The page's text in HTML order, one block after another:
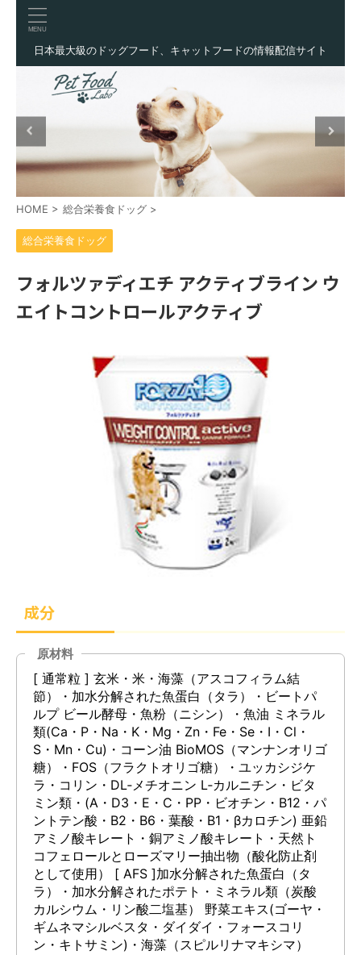
日本最大級のドッグフード、キャットフードの情報配信サイト
HOME > 総合栄養食ドッグ >
総合栄養食ドッグ
フォルツァディエチ アクティブライン ウ
エイトコントロールアクティブ
成分
原材料
[ 通常粒 ] 玄米・米・海藻（アスコフィラム結
節）・加水分解された魚蛋白（タラ）・ビートパ
ルプ ビール酵母・魚粉（ニシン）・魚油 ミネラル
類(Ca・P・Na・K・Mg・Zn・Fe・Se・I・Cl・
S・Mn・Cu)・コーン油 BioMOS（マンナンオリゴ
糖）・FOS（フラクトオリゴ糖）・ユッカシジケ
ラ・コリン・DL‐メチオニン L‐カルニチン・ビタ
ミン類・(A・D3・E・C・PP・ビオチン・B12・パ
ントテン酸・B2・B6・葉酸・B1・βカロチン) 亜鉛
アミノ酸キレート・銅アミノ酸キレート・天然ト
コフェロールとローズマリー抽出物（酸化防止剤
として使用） [ AFS ]加水分解された魚蛋白（タ
ラ）・加水分解されたポテト・ミネラル類（炭酸
カルシウム・リン酸二塩基） 野菜エキス(ゴーヤ・
ギムネマシルベスタ・ダイダイ・フォースコリ
ン・キトサミン)・海藻（スピルリナマキシマ）